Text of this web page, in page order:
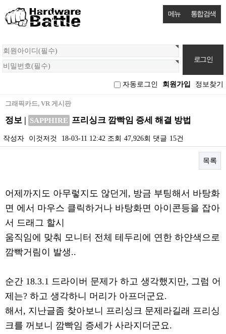
메뉴 통합검색
회
원
로
자동로그인 회원가입 정보찾기
그래픽카드, VR 게시판
정보 | SAPPHIRE 프리싱크 깜빡임 증세 해결 방법
작성자 이것저것 18-03-11 12:42 조회 47,926회 댓글 15건
목록
어제까지도 아무렇지도 않던게, 방금 부팅해서 바탕화
면 에서 마우스 클릭하거나 바탕화면 아이콘등을 잡아
서 드래그 할시
움직임에 맞춰 모니터 전체 테두리에 연한 하얀색으로
깜빡거림이 발생..
순간 18.3.1 드라이버 문제가 하고 생각했지만, 그럼 어
제는? 하고 생각하니 머리가 아프더군요.
해서, 지난글좀 찾아보니 프리싱크 문제라길래 프리싱
크를 꺼보니 깜빡임 증세가 사라지더군요.